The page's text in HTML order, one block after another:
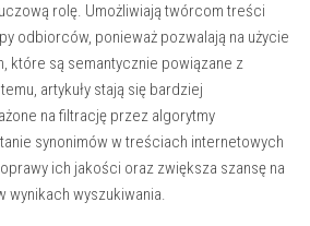
rolę. Umożliwiają twórcom treści
odbiorców, ponieważ pozwalają na użycie
które są semantycznie powiązane z
artykuły stają się bardziej
na filtrację przez algorytmy
synonimów w treściach internetowych
ich jakości oraz zwiększa szansę na
wynikach wyszukiwania.